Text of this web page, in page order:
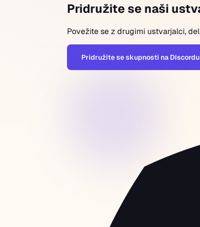
Pridružite se naši
Povežite se z drugimi ustvarjalci,
Pridružite se skupnosti na Discordu